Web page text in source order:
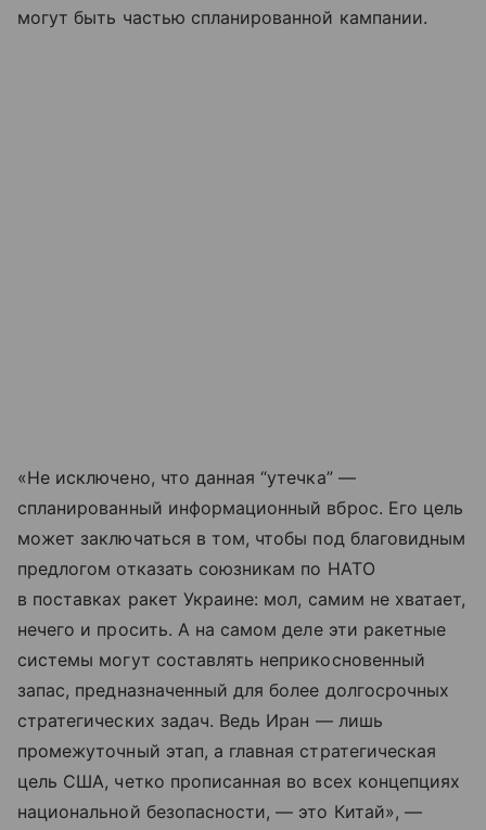
могут быть частью спланированной кампании.
«Не исключено, что данная “утечка” —
спланированный информационный вброс. Его цель
может заключаться в том, чтобы под благовидным
предлогом отказать союзникам по НАТО
в поставках ракет Украине: мол, самим не хватает,
нечего и просить. А на самом деле эти ракетные
системы могут составлять неприкосновенный
запас, предназначенный для более долгосрочных
стратегических задач. Ведь Иран — лишь
промежуточный этап, а главная стратегическая
цель США, четко прописанная во всех концепциях
национальной безопасности, — это Китай», —